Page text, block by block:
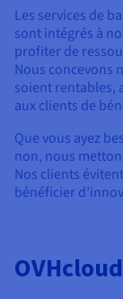
Les services de
sont intégrés à
profiter de
Nous concevons
soient rentables,
aux clients de
Que vous ayez
non, nous
Nos clients
bénéficier